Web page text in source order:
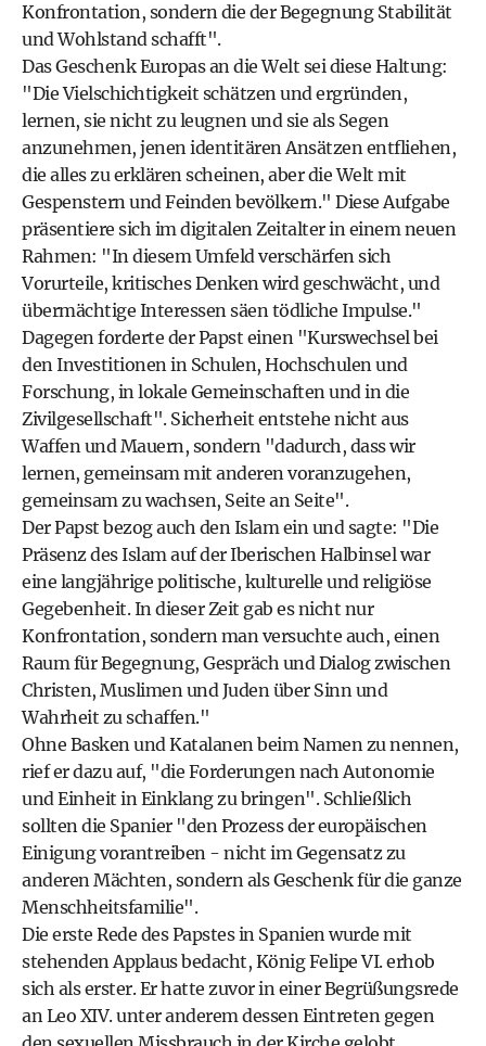
Konfrontation, sondern die der Begegnung Stabilität
und Wohlstand schafft".
Das Geschenk Europas an die Welt sei diese Haltung:
"Die Vielschichtigkeit schätzen und ergründen,
lernen, sie nicht zu leugnen und sie als Segen
anzunehmen, jenen identitären Ansätzen entfliehen,
die alles zu erklären scheinen, aber die Welt mit
Gespenstern und Feinden bevölkern." Diese Aufgabe
präsentiere sich im digitalen Zeitalter in einem neuen
Rahmen: "In diesem Umfeld verschärfen sich
Vorurteile, kritisches Denken wird geschwächt, und
übermächtige Interessen säen tödliche Impulse."
Dagegen forderte der Papst einen "Kurswechsel bei
den Investitionen in Schulen, Hochschulen und
Forschung, in lokale Gemeinschaften und in die
Zivilgesellschaft". Sicherheit entstehe nicht aus
Waffen und Mauern, sondern "dadurch, dass wir
lernen, gemeinsam mit anderen voranzugehen,
gemeinsam zu wachsen, Seite an Seite".
Der Papst bezog auch den Islam ein und sagte: "Die
Präsenz des Islam auf der Iberischen Halbinsel war
eine langjährige politische, kulturelle und religiöse
Gegebenheit. In dieser Zeit gab es nicht nur
Konfrontation, sondern man versuchte auch, einen
Raum für Begegnung, Gespräch und Dialog zwischen
Christen, Muslimen und Juden über Sinn und
Wahrheit zu schaffen."
Ohne Basken und Katalanen beim Namen zu nennen,
rief er dazu auf, "die Forderungen nach Autonomie
und Einheit in Einklang zu bringen". Schließlich
sollten die Spanier "den Prozess der europäischen
Einigung vorantreiben - nicht im Gegensatz zu
anderen Mächten, sondern als Geschenk für die ganze
Menschheitsfamilie".
Die erste Rede des Papstes in Spanien wurde mit
stehenden Applaus bedacht, König Felipe VI. erhob
sich als erster. Er hatte zuvor in einer Begrüßungsrede
an Leo XIV. unter anderem dessen Eintreten gegen